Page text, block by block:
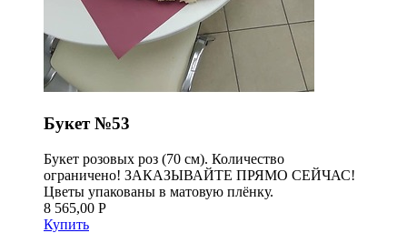
Букет №53
Букет розовых роз (70 см). Количество
ограничено! ЗАКАЗЫВАЙТЕ ПРЯМО СЕЙЧАС!
Цветы упакованы в матовую плёнку.
8 565,00 Р
Купить